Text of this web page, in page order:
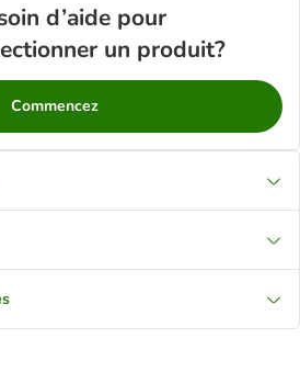
d’aide pour
un produit?
Commencez